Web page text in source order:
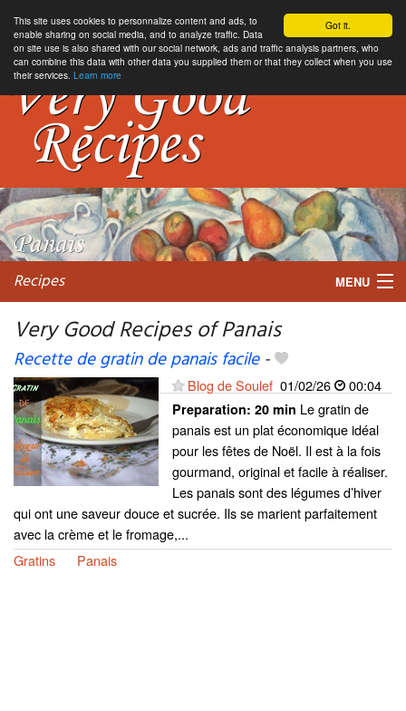
Got it.
This site uses cookies to personnalize content and ads, to
enable sharing on social media, and to analyze traffic. Data
on site use is also shared with our social network, ads and traffic analysis partners, who
can combine this data with other data you supplied them or that they collect when you use
their services. Learn more
Recipes MENU
My favorite blogs
Very Good Recipes of Panais
Recette de gratin de panais facile-
Blog de Soulef 01/02/26 00:04
Preparation: 20 min Le gratin de
panais est un plat économique idéal
pour les fêtes de Noël. Il est à la fois
gourmand, original et facile à réaliser.
Les panais sont des légumes d’hiver
qui ont une saveur douce et sucrée. Ils se marient parfaitement
avec la crème et le fromage,...
Gratins
Panais